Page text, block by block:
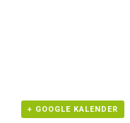
+ GOOGLE KALENDER